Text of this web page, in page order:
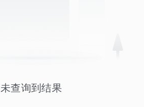
未查询到结果